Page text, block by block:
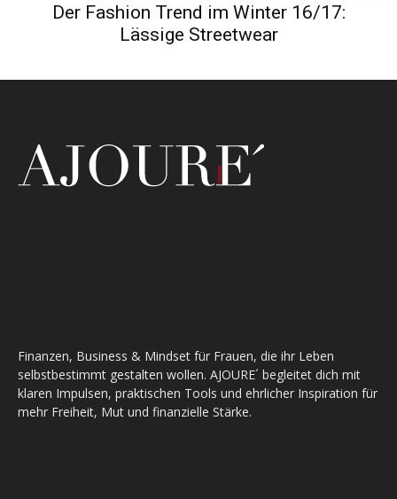
Der Fashion Trend im Winter 16/17:
Lässige Streetwear
Finanzen, Business & Mindset für Frauen, die ihr Leben
selbstbestimmt gestalten wollen. AJOURE´ begleitet dich mit
klaren Impulsen, praktischen Tools und ehrlicher Inspiration für
mehr Freiheit, Mut und finanzielle Stärke.